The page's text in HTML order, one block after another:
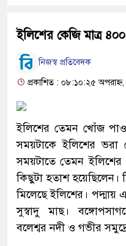
ইলিশের কেজি মাত্র
নিজস্ব প্রতিবেদক
প্রকাশিত : ০৮:১০:২৫
ইলিশের তেমন খোঁজ
সময়টাকে ইলিশের
সময়টাতে তেমন ইলিশের
কিছুটা হতাশ
মিলেছে ইলিশের।
সুস্বাদু মাছ।
বলেশ্বর নদী ও গভীর